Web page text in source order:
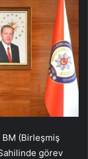
BM (Birleşmiş
görev